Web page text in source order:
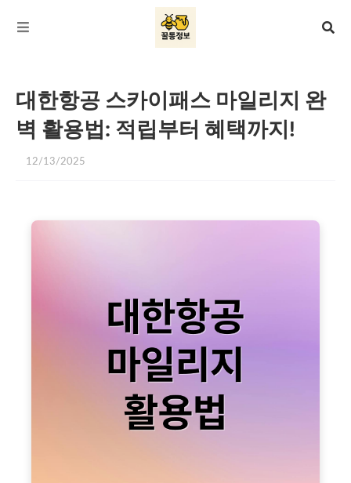
대한항공 스카이패스 마일리지 완
벽 활용법: 적립부터 혜택까지!
12/13/2025